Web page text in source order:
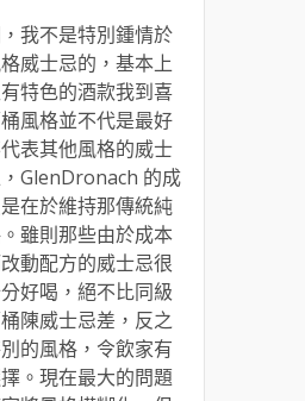
我不是特別鍾情於
威士忌的，基本上
特色的酒款我到喜
風格並不代是最好
表其他風格的威士
GlenDronach 的成
在於維持那傳統純
雖則那些由於成本
動配方的威士忌很
好喝，絕不比同級
陳威士忌差，反之
的風格，令飲家有
。現在最大的問題